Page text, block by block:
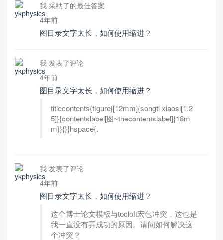
我 采纳了的最佳答案
4年前
图目录文字太长，如何使用缩进？
我 发表了评论
4年前
图目录文字太长，如何使用缩进？
titlecontents{figure}[12mm]{songti xiaosi[1.2
5]}{contentslabel[图~thecontentslabel]{18m
m}}{}{hspace{.
我 发表了评论
4年前
图目录文字太长，如何使用缩进？
这个博士论文模板与tocloft宏包冲突，这也是
我一直没有弄成功的原因。请问如何解决这
个冲突？